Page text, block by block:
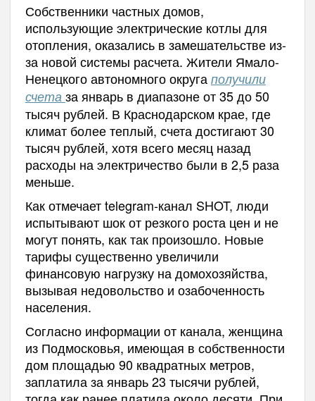
Собственники частных домов,
использующие электрические котлы для
отопления, оказались в замешательстве из-
за новой системы расчета. Жители Ямало-
Ненецкого автономного округа получили
счета за январь в диапазоне от 35 до 50
тысяч рублей. В Краснодарском крае, где
климат более теплый, счета достигают 30
тысяч рублей, хотя всего месяц назад
расходы на электричество были в 2,5 раза
меньше.
Как отмечает telegram-канал SHOT, люди
испытывают шок от резкого роста цен и не
могут понять, как так произошло. Новые
тарифы существенно увеличили
финансовую нагрузку на домохозяйства,
вызывая недовольство и озабоченность
населения.
Согласно информации от канала, женщина
из Подмосковья, имеющая в собственности
дом площадью 90 квадратных метров,
заплатила за январь 23 тысячи рублей,